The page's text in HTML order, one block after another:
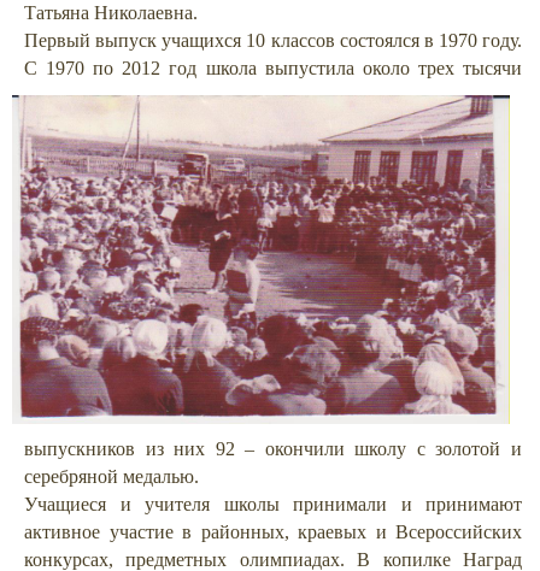
Татьяна Николаевна.
Первый выпуск учащихся 10 классов состоялся в 1970 году.
С 1970 по 2012 год школа выпустила около трех тысячи
выпускников из них 92 – окончили школу с золотой и
серебряной медалью.
Учащиеся и учителя школы принимали и принимают
активное участие в районных, краевых и Всероссийских
конкурсах, предметных олимпиадах. В копилке Наград